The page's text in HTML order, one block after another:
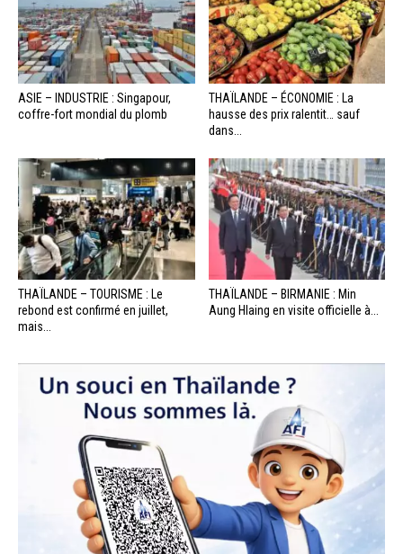
ASIE – INDUSTRIE : Singapour,
coffre-fort mondial du plomb
THAÏLANDE – ÉCONOMIE : La
hausse des prix ralentit… sauf
dans...
THAÏLANDE – TOURISME : Le
rebond est confirmé en juillet,
mais...
THAÏLANDE – BIRMANIE : Min
Aung Hlaing en visite officielle à...